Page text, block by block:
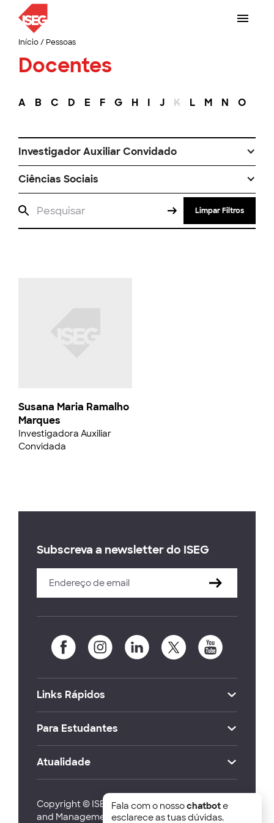
Início/ Pessoas
Docentes
A B C D E F G H I J K L M N O
Investigador Auxiliar Convidado
Ciências Sociais
Limpar Filtros
Susana Maria Ramalho
Marques
Investigadora Auxiliar
Convidada
Subscreva a newsletter do ISEG
Links Rápidos
Para Estudantes
Atualidade
Copyright © ISEG Lisbon School of Economics
and Management 2026
Fala com o nossochatbote
esclarece as tuas dúvidas.